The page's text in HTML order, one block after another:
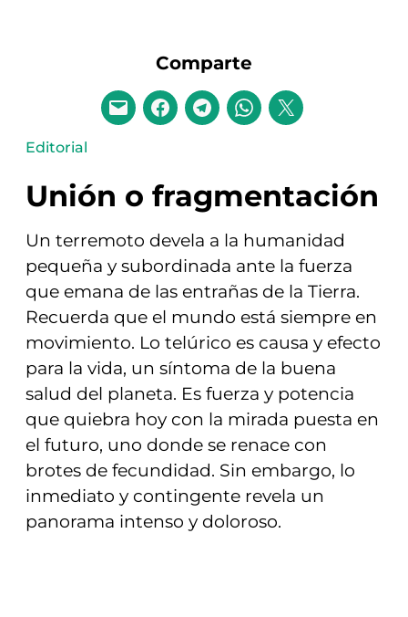
Comparte
Editorial
Unión o fragmentación
Un terremoto devela a la humanidad
pequeña y subordinada ante la fuerza
que emana de las entrañas de la Tierra.
Recuerda que el mundo está siempre en
movimiento. Lo telúrico es causa y efecto
para la vida, un síntoma de la buena
salud del planeta. Es fuerza y potencia
que quiebra hoy con la mirada puesta en
el futuro, uno donde se renace con
brotes de fecundidad. Sin embargo, lo
inmediato y contingente revela un
panorama intenso y doloroso.